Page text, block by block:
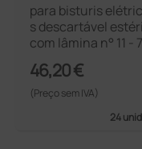
para bisturis
s descartável
com lâmina n° 11 - 7
46,20 €
(Preço sem IVA)
24